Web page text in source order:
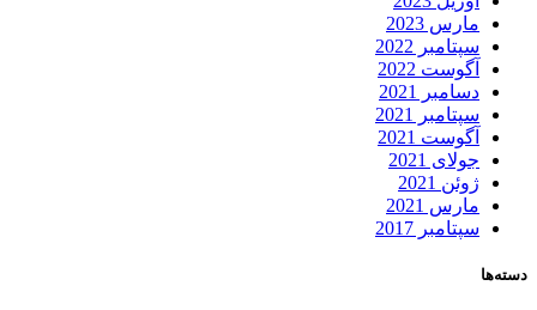
مارس 2023
سپتامبر 2022
آگوست 2022
دسامبر 2021
سپتامبر 2021
آگوست 2021
جولای 2021
ژوئن 2021
مارس 2021
سپتامبر 2017
دسته‌ها